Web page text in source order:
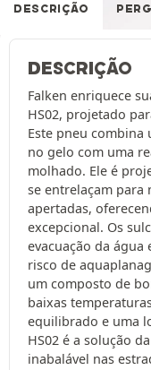
DESCRIÇÃO
DESCRIÇÃO
Falken enriquece
HS02, projetado
Este pneu combina
no gelo com uma
molhado. Ele é
se entrelaçam para
apertadas,
excepcional. Os
evacuação da água
risco de
um composto de
baixas
equilibrado e uma
HS02 é a solução
inabalável nas